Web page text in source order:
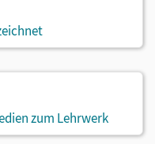
zum Lehrwerk